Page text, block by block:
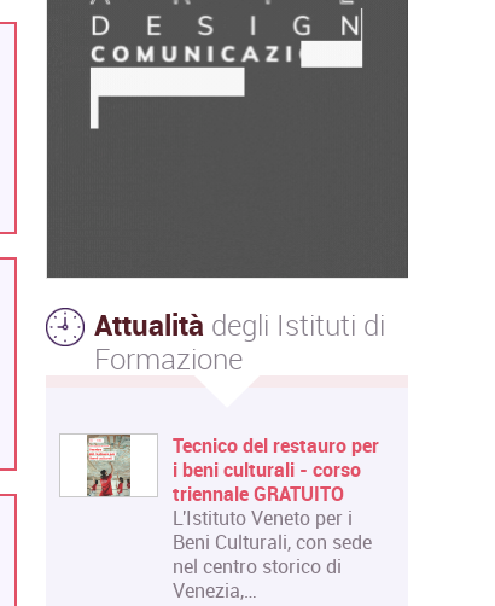
Attualità degli Istituti di
Formazione
Tecnico del restauro per
i beni culturali - corso
triennale GRATUITO
L'Istituto Veneto per i
Beni Culturali, con sede
nel centro storico di
Venezia,…